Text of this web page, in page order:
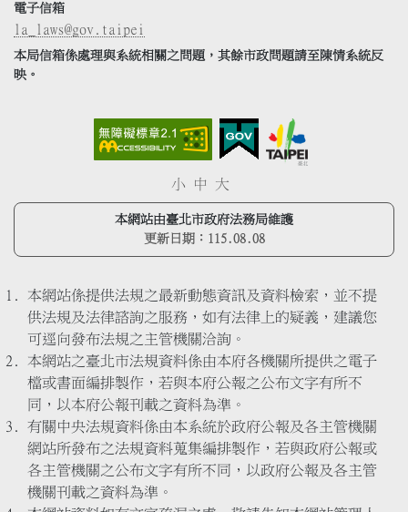
電子信箱
la_laws@gov.taipei
本局信箱係處理與系統相關之問題，其餘市政問題請至陳情系統反
映。
小 中 大
本網站由臺北市政府法務局維護
更新日期： 115.08.08
本網站係提供法規之最新動態資訊及資料檢索，並不提
供法規及法律諮詢之服務，如有法律上的疑義，建議您
可逕向發布法規之主管機關洽詢。
本網站之臺北市法規資料係由本府各機關所提供之電子
檔或書面編排製作，若與本府公報之公布文字有所不
同，以本府公報刊載之資料為準。
有關中央法規資料係由本系統於政府公報及各主管機關
網站所發布之法規資料蒐集編排製作，若與政府公報或
各主管機關之公布文字有所不同，以政府公報及各主管
機關刊載之資料為準。